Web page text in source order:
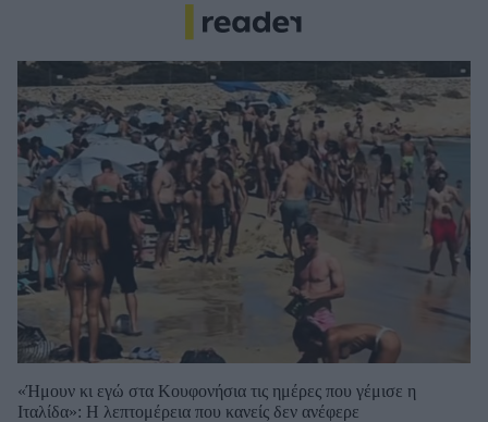
«Ήμουν κι εγώ στα Κουφονήσια τις ημέρες που γέμισε η
Ιταλίδα»: Η λεπτομέρεια που κανείς δεν ανέφερε